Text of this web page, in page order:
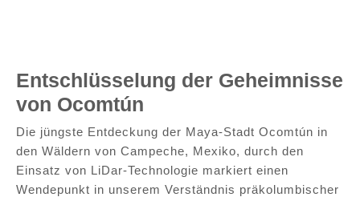
Entschlüsselung der Geheimnisse
von Ocomtún
Die jüngste Entdeckung der Maya-Stadt Ocomtún in
den Wäldern von Campeche, Mexiko, durch den
Einsatz von LiDar-Technologie markiert einen
Wendepunkt in unserem Verständnis präkolumbischer